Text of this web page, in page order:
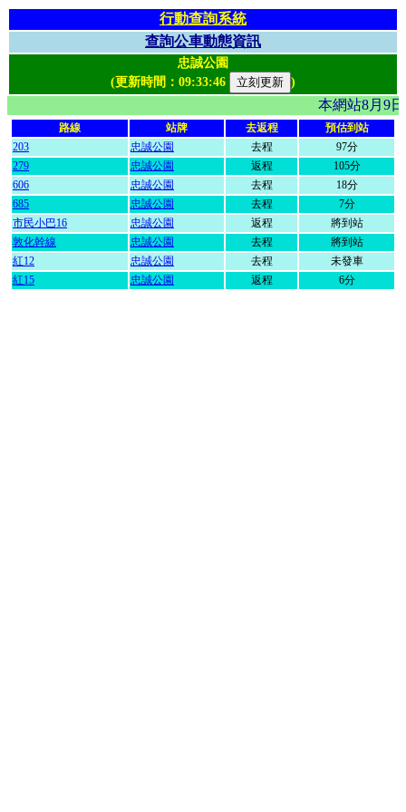
行動查詢系統
查詢公車動態資訊
忠誠公園
(更新時間： 09:33:46 )
本網站8月9
路線 站牌 去返程
預估到站
203
忠誠公園 去程
97分
279
忠誠公園 返程
105分
606
忠誠公園 去程
18分
685
忠誠公園 去程
7分
市民小巴16
忠誠公園 返程
將到站
敦化幹線
忠誠公園 去程
將到站
紅12
忠誠公園 去程
未發車
紅15
忠誠公園 返程 6分